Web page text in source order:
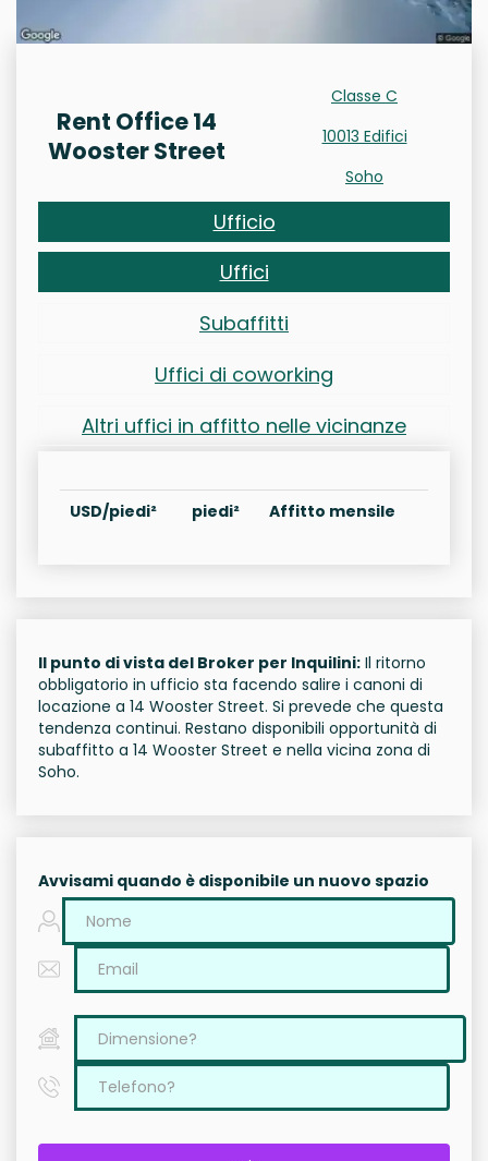
Rent Office 14
Wooster Street
Classe C
10013 Edifici
Soho
Ufficio
Uffici
Subaffitti
Uffici di coworking
Altri uffici in affitto nelle vicinanze
USD/piedi² piedi² Affitto mensile
Il punto di vista del Broker per Inquilini: Il ritorno
obbligatorio in ufficio sta facendo salire i canoni di
locazione a 14 Wooster Street. Si prevede che questa
tendenza continui. Restano disponibili opportunità di
subaffitto a 14 Wooster Street e nella vicina zona di
Soho.
Avvisami quando è disponibile un nuovo spazio